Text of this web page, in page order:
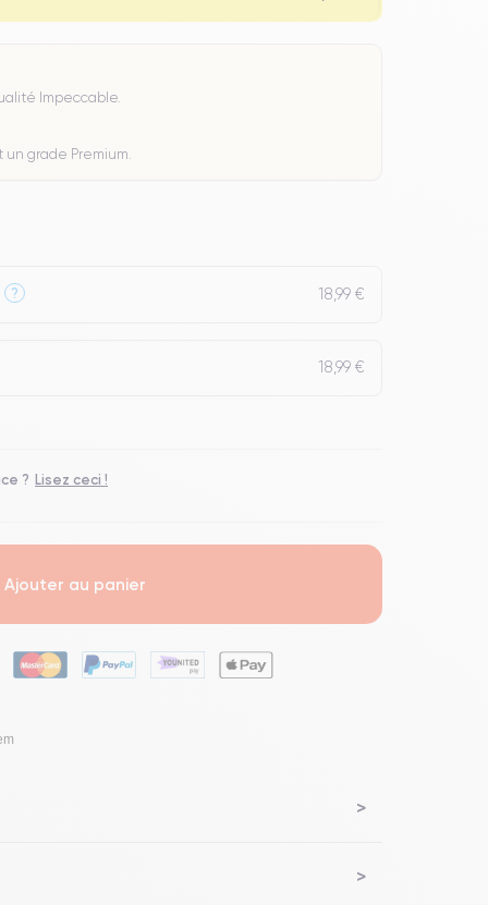
Impeccable.
grade Premium.
? 18,99 €
18,99 €
? Lisez ceci !
Ajouter au panier